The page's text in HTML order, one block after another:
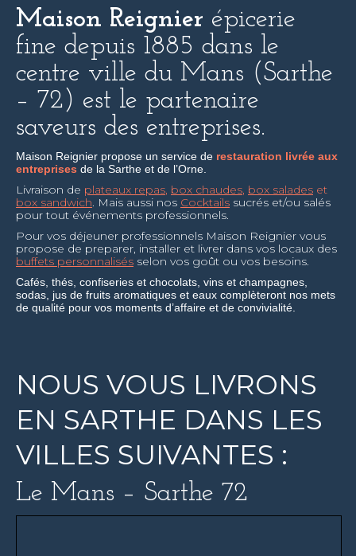
Maison Reignier épicerie
fine depuis 1885 dans le
centre ville du Mans (Sarthe
– 72) est le partenaire
saveurs des entreprises.
Maison Reignier propose un service de restauration livrée aux
entreprises de la Sarthe et de l’Orne.
Livraison de plateaux repas, box chaudes, box salades et
box sandwich. Mais aussi nos Cocktails sucrés et/ou salés
pour tout événements professionnels.
Pour vos déjeuner professionnels Maison Reignier vous
propose de preparer, installer et livrer dans vos locaux des
buffets personnalisés selon vos goût ou vos besoins.
Cafés, thés, confiseries et chocolats, vins et champagnes,
sodas, jus de fruits aromatiques et eaux complèteront nos mets
de qualité pour vos moments d’affaire et de convivialité.
NOUS VOUS LIVRONS
EN SARTHE DANS LES
VILLES SUIVANTES :
Le Mans – Sarthe 72